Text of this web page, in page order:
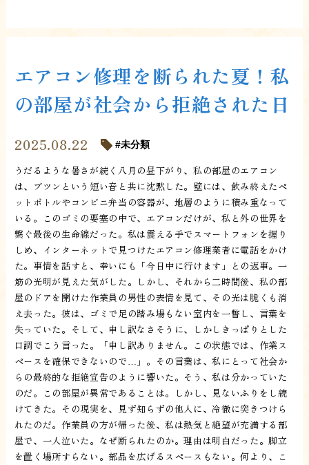
エアコン修理を断られた夏！私
の部屋が社会から拒絶された日
2025.08.22 未分類
うだるような暑さが続く八月の昼下がり、私の部屋のエアコン
は、ブツンという短い音と共に沈黙した。壁には、飲み終えたペ
ットボトルやコンビニ弁当の容器が、地層のように積み重なって
いる。このゴミの要塞の中で、エアコンだけが、私と外の世界を
繋ぐ最後の生命線だった。私は震える手でスマートフォンを握り
しめ、インターネットで見つけたエアコン修理業者に電話をかけ
た。事情を話すと、幸いにも「今日中に行けます」との返事。一
筋の光明が見えた気がした。しかし、それから二時間後、私の部
屋のドアを開けた作業員の男性の表情を見て、その光は脆くも消
え去った。彼は、ゴミで足の踏み場もない室内を一瞥し、言葉を
失っていた。そして、申し訳なさそうに、しかしきっぱりとした
口調でこう言った。「申し訳ありません。この状態では、作業ス
ペースを確保できないので…」。その言葉は、私にとって社会か
らの最終的な拒絶宣告のように響いた。そう、私は分かっていた
のだ。この部屋が異常であることは。しかし、見ないふりをし続
けてきた。その現実を、見ず知らずの他人に、冷徹に突きつけら
れたのだ。作業員の方が帰った後、私は熱気と絶望が充満する部
屋で、一人泣いた。なぜ断られたのか。理由は明白だった。脚立
を置く場所すらない。部品を広げるスペースもない。何より、こ